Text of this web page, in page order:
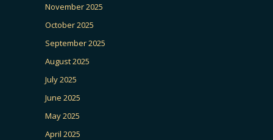
November 2025
October 2025
September 2025
August 2025
July 2025
June 2025
May 2025
April 2025